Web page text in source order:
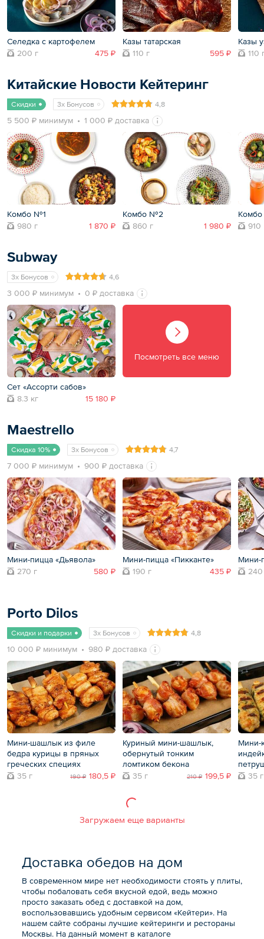
Селедка с картофелем
200 г
475 ₽
Казы татарская
110 г
595 ₽
Казы
110
Китайские Новости Кейтеринг
Скидки 3x Бонусов 4,8
5 500 ₽ минимум 1 000 ₽ доставка
Комбо №1
980 г
1 870 ₽
Комбо №2
860 г
1 980 ₽
910
Subway
3x Бонусов 4,6
3 000 ₽ минимум 0 ₽ доставка
Сет «Ассорти сабов»
8.3 кг
15 180 ₽
Посмотреть все меню
Maestrello
Скидка 10% 3x Бонусов 4,7
7 000 ₽ минимум 900 ₽ доставка
Мини-пицца «Дьявола»
270 г
580 ₽
Мини-пицца «Пикканте»
190 г
435 ₽
Мини-
240
Porto Dilos
Скидки и подарки 3x Бонусов 4,8
10 000 ₽ минимум 980 ₽ доставка
Мини-шашлык из филе
бедра курицы в пряных
греческих специях
35 г
190 ₽ 180,5 ₽
Куриный мини-шашлык,
обернутый тонким
ломтиком бекона
35 г
210 ₽ 199,5 ₽
Мини-
35 г
Загружаем еще варианты
Доставка обедов на дом
В современном мире нет необходимости стоять у плиты,
чтобы побаловать себя вкусной едой, ведь можно
просто заказать обед с доставкой на дом,
воспользовавшись удобным сервисом «Кейтери». На
нашем сайте собраны лучшие кейтеринги и рестораны
Москвы. На данный момент в каталоге